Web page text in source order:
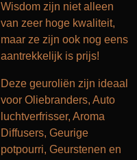
Wisdom zijn niet alleen
van zeer hoge kwaliteit,
maar ze zijn ook nog eens
aantrekkelijk is prijs!
Deze geuroliën zijn ideaal
voor Oliebranders, Auto
luchtverfrisser, Aroma
Diffusers, Geurige
potpourri, Geurstenen en